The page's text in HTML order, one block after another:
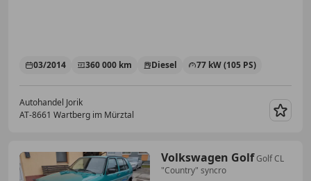
03/2014 360 000 km Diesel 77 kW (105 PS)
Autohandel Jorik
AT-8661 Wartberg im Mürztal
Volkswagen GolfGolf CL
"Country" syncro